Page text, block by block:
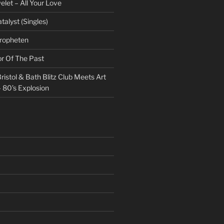
– All Your Love
(Singles)
Of The Past
& Bath Blitz Club Meets Art
Explosion